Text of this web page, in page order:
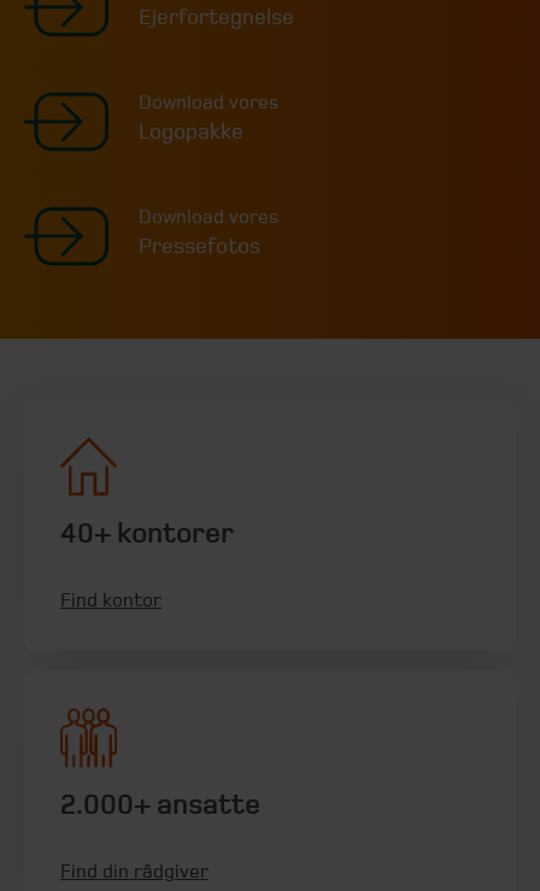
Ejerfortegnelse
Download vores
Logopakke
Download vores
Pressefotos
40+ kontorer
Find kontor
2.000+ ansatte
Find din rådgiver